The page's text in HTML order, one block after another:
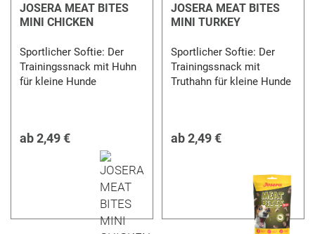
JOSERA MEAT BITES
MINI CHICKEN
Sportlicher Softie: Der
Trainingssnack mit Huhn
für kleine Hunde
ab2,49 €
JOSERA MEAT BITES
MINI TURKEY
Sportlicher Softie: Der
Trainingssnack mit
Truthahn für kleine Hunde
ab2,49 €